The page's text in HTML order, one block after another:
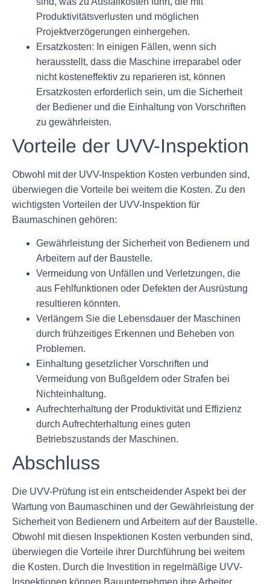
Produktivitätsverlusten und möglichen
Projektverzögerungen einhergehen.
Ersatzkosten: In einigen Fällen, wenn sich
herausstellt, dass die Maschine irreparabel oder
nicht kosteneffektiv zu reparieren ist, können
Ersatzkosten erforderlich sein, um die Sicherheit
der Bediener und die Einhaltung von Vorschriften
zu gewährleisten.
Vorteile der UVV-Inspektion
Obwohl mit der UVV-Inspektion Kosten verbunden sind,
überwiegen die Vorteile bei weitem die Kosten. Zu den
wichtigsten Vorteilen der UVV-Inspektion für
Baumaschinen gehören:
Gewährleistung der Sicherheit von Bedienern und
Arbeitern auf der Baustelle.
Vermeidung von Unfällen und Verletzungen, die
aus Fehlfunktionen oder Defekten der Ausrüstung
resultieren könnten.
Verlängern Sie die Lebensdauer der Maschinen
durch frühzeitiges Erkennen und Beheben von
Problemen.
Einhaltung gesetzlicher Vorschriften und
Vermeidung von Bußgeldern oder Strafen bei
Nichteinhaltung.
Aufrechterhaltung der Produktivität und Effizienz
durch Aufrechterhaltung eines guten
Betriebszustands der Maschinen.
Abschluss
Die UVV-Prüfung ist ein entscheidender Aspekt bei der
Wartung von Baumaschinen und der Gewährleistung der
Sicherheit von Bedienern und Arbeitern auf der Baustelle.
Obwohl mit diesen Inspektionen Kosten verbunden sind,
überwiegen die Vorteile ihrer Durchführung bei weitem
die Kosten. Durch die Investition in regelmäßige UVV-